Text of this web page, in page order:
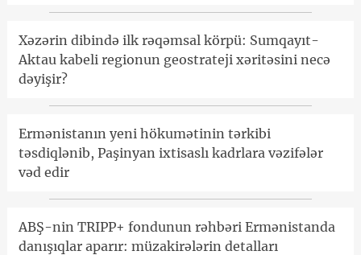
Xəzərin dibində ilk rəqəmsal körpü: Sumqayıt-
Aktau kabeli regionun geostrateji xəritəsini necə
dəyişir?
Ermənistanın yeni hökumətinin tərkibi
təsdiqlənib, Paşinyan ixtisaslı kadrlara vəzifələr
vəd edir
ABŞ-nin TRIPP+ fondunun rəhbəri Ermənistanda
danışıqlar aparır: müzakirələrin detalları